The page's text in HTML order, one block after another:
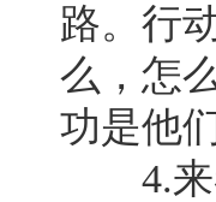
路。行
么，怎
功是他
4.来